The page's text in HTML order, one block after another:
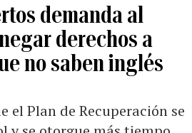
demanda al
derechos a
no saben inglés
el Plan de Recuperación se